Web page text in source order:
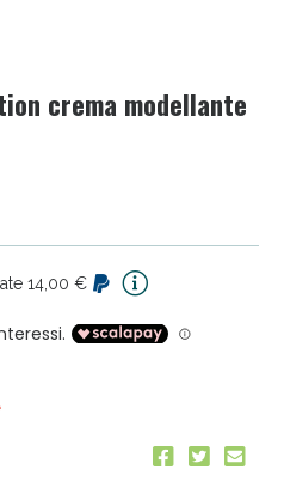
crema modellante
14,00 €
disponibile oggi!